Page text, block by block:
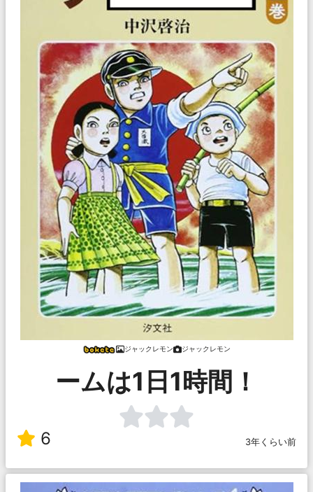
ジャックレモン ジャックレモン
ームは1日1時間！
6 3年くらい前